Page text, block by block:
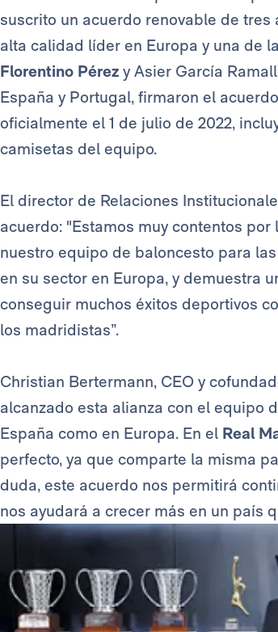
suscrito un acuerdo renovable de
alta calidad líder en Europa y una de
Florentino Pérez y Asier García
España y Portugal, firmaron el
oficialmente el 1 de julio de 2022,
camisetas del equipo.
El director de Relaciones
acuerdo: "Estamos muy contentos
nuestro equipo de baloncesto para
en su sector en Europa, y demuestra
conseguir muchos éxitos deportivos
los madridistas”.
Christian Bertermann, CEO y
alcanzado esta alianza con el equipo
España como en Europa. En el Real
perfecto, ya que comparte la misma
duda, este acuerdo nos permitirá
nos ayudará a crecer más en un país